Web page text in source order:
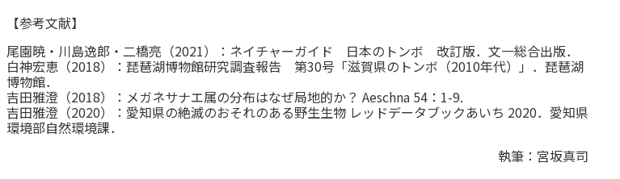
【参考文献】
尾園暁・川島逸郎・二橋亮（2021）：ネイチャーガイド 日本のトンボ 改訂版．文一総合出版．
白神宏恵（2018）：琵琶湖博物館研究調査報告 第30号「滋賀県のトンボ（2010年代）」．琵琶湖
博物館．
吉田雅澄（2018）：メガネサナエ属の分布はなぜ局地的か？ Aeschna 54：1-9.
吉田雅澄（2020）：愛知県の絶滅のおそれのある野生生物 レッドデータブックあいち 2020．愛知県
環境部自然環境課．
執筆：宮坂真司